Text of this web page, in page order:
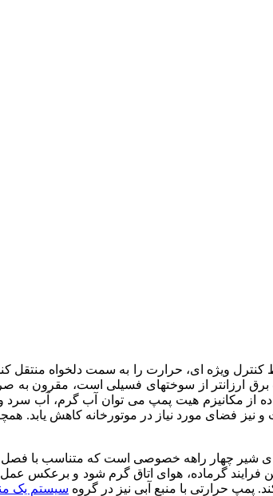
ویژه ای، حرارت را به سمت دلخواه منتقل کند.
برق ارزانتر از سوختهای فسیلی است، مقرون
از مکانیزم هیت پمپ می توان آب گرم، آب
و نیز فضای مورد نیاز در موتورخانه کاهش
شیر چهار راهه خصوصی است که متناسب با
گرماده، هوای اتاق گرم شود و برعکس عمل
پمپ حرارتی با منبع آبی نیز در گروه سیستم یک